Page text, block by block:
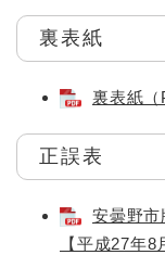
裏表紙
裏表紙（
正誤表
安曇野
【平成27年